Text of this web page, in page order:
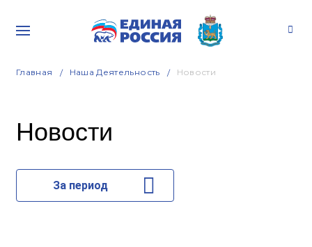
Главная Наша Деятельность Новости
Новости
За период